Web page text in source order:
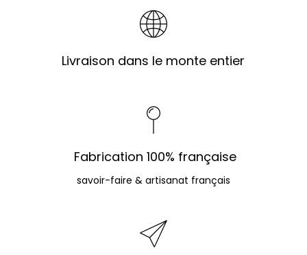
Livraison dans le monte entier
Fabrication 100% française
savoir-faire & artisanat français